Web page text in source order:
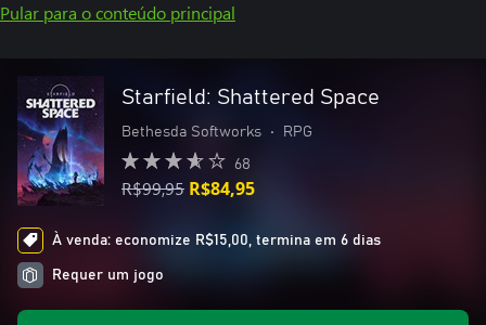
Pular para o conteúdo principal
Starfield: Shattered Space
Bethesda Softworks • RPG
68
R$99,95 R$84,95
À venda: economize R$15,00, termina em 6 dias
Requer um jogo